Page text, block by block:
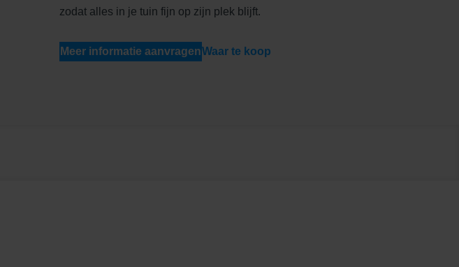
zodat alles in je tuin fijn op zijn plek blijft.
Meer informatie aanvragenWaar te koop